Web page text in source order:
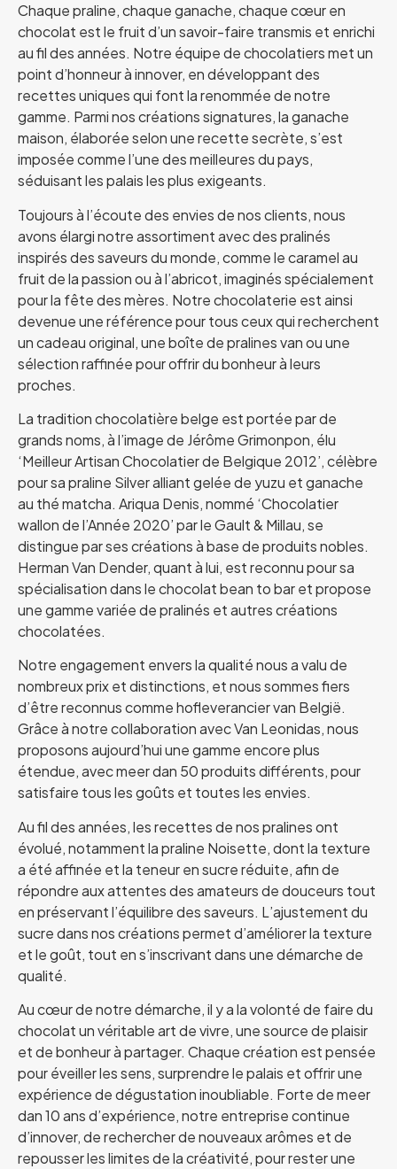
Chaque praline, chaque ganache, chaque cœur en
chocolat est le fruit d’un savoir-faire transmis et enrichi
au fil des années. Notre équipe de chocolatiers met un
point d’honneur à innover, en développant des
recettes uniques qui font la renommée de notre
gamme. Parmi nos créations signatures, la ganache
maison, élaborée selon une recette secrète, s’est
imposée comme l’une des meilleures du pays,
séduisant les palais les plus exigeants.
Toujours à l’écoute des envies de nos clients, nous
avons élargi notre assortiment avec des pralinés
inspirés des saveurs du monde, comme le caramel au
fruit de la passion ou à l’abricot, imaginés spécialement
pour la fête des mères. Notre chocolaterie est ainsi
devenue une référence pour tous ceux qui recherchent
un cadeau original, une boîte de pralines van ou une
sélection raffinée pour offrir du bonheur à leurs
proches.
La tradition chocolatière belge est portée par de
grands noms, à l’image de Jérôme Grimonpon, élu
‘Meilleur Artisan Chocolatier de Belgique 2012’, célèbre
pour sa praline Silver alliant gelée de yuzu et ganache
au thé matcha. Ariqua Denis, nommé ‘Chocolatier
wallon de l’Année 2020’ par le Gault & Millau, se
distingue par ses créations à base de produits nobles.
Herman Van Dender, quant à lui, est reconnu pour sa
spécialisation dans le chocolat bean to bar et propose
une gamme variée de pralinés et autres créations
chocolatées.
Notre engagement envers la qualité nous a valu de
nombreux prix et distinctions, et nous sommes fiers
d’être reconnus comme hofleverancier van België.
Grâce à notre collaboration avec Van Leonidas, nous
proposons aujourd’hui une gamme encore plus
étendue, avec meer dan 50 produits différents, pour
satisfaire tous les goûts et toutes les envies.
Au fil des années, les recettes de nos pralines ont
évolué, notamment la praline Noisette, dont la texture
a été affinée et la teneur en sucre réduite, afin de
répondre aux attentes des amateurs de douceurs tout
en préservant l’équilibre des saveurs. L’ajustement du
sucre dans nos créations permet d’améliorer la texture
et le goût, tout en s’inscrivant dans une démarche de
qualité.
Au cœur de notre démarche, il y a la volonté de faire du
chocolat un véritable art de vivre, une source de plaisir
et de bonheur à partager. Chaque création est pensée
pour éveiller les sens, surprendre le palais et offrir une
expérience de dégustation inoubliable. Forte de meer
dan 10 ans d’expérience, notre entreprise continue
d’innover, de rechercher de nouveaux arômes et de
repousser les limites de la créativité, pour rester une